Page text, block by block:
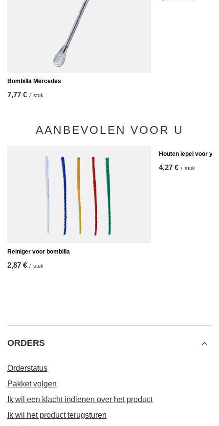
Bombilla Mercedes
7,77 € / stuk
AANBEVOLEN VOOR U
Reiniger voor bombilla
2,87 € / stuk
Houten lepel voor
4,27 € / stuk
ORDERS
Orderstatus
Pakket volgen
Ik wil een klacht indienen over het product
Ik wil het product terugsturen